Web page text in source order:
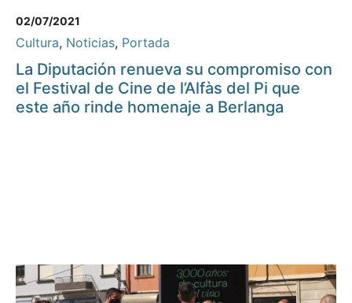
02/07/2021
Cultura, Noticias, Portada
La Diputación renueva su compromiso con
el Festival de Cine de l’Alfàs del Pi que
este año rinde homenaje a Berlanga